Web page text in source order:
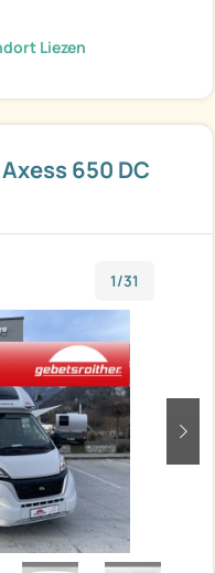
650 DC
1/31
Liezen